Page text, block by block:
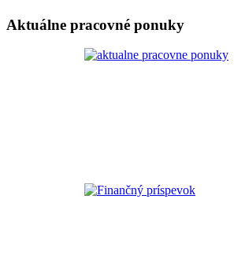
Aktuálne pracovné ponuky